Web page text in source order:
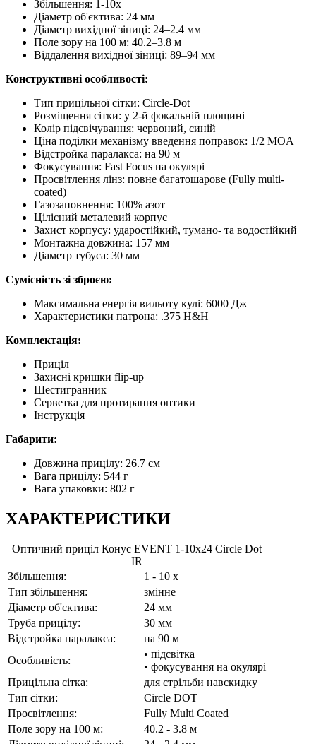
Збільшення: 1-10x
Діаметр об'єктива: 24 мм
Діаметр вихідної зіниці: 24–2.4 мм
Поле зору на 100 м: 40.2–3.8 м
Віддалення вихідної зіниці: 89–94 мм
Конструктивні особливості:
Тип прицільної сітки: Circle-Dot
Розміщення сітки: у 2-й фокальній площині
Колір підсвічування: червоний, синій
Ціна поділки механізму введення поправок: 1/2 MOA
Відстройка паралакса: на 90 м
Фокусування: Fast Focus на окулярі
Просвітлення лінз: повне багатошарове (Fully multi-
coated)
Газозаповнення: 100% азот
Цілісний металевий корпус
Захист корпусу: ударостійкий, тумано- та водостійкий
Монтажна довжина: 157 мм
Діаметр тубуса: 30 мм
Сумісність зі зброєю:
Максимальна енергія вильоту кулі: 6000 Дж
Характеристики патрона: .375 H&H
Комплектація:
Приціл
Захисні кришки flip-up
Шестигранник
Серветка для протирання оптики
Інструкція
Габарити:
Довжина прицілу: 26.7 см
Вага прицілу: 544 г
Вага упаковки: 802 г
ХАРАКТЕРИСТИКИ
Оптичний приціл Конус EVENT 1-10x24 Circle Dot
IR
Збільшення:
1 - 10 x
Тип збільшення:
змінне
Діаметр об'єктива:
24 мм
Труба прицілу:
30 мм
Відстройка паралакса:
на 90 м
Особливість:
• підсвітка
• фокусування на окулярі
Прицільна сітка:
для стрільби навскидку
Тип сітки:
Circle DOT
Просвітлення:
Fully Multi Coated
Поле зору на 100 м:
40.2 - 3.8 м